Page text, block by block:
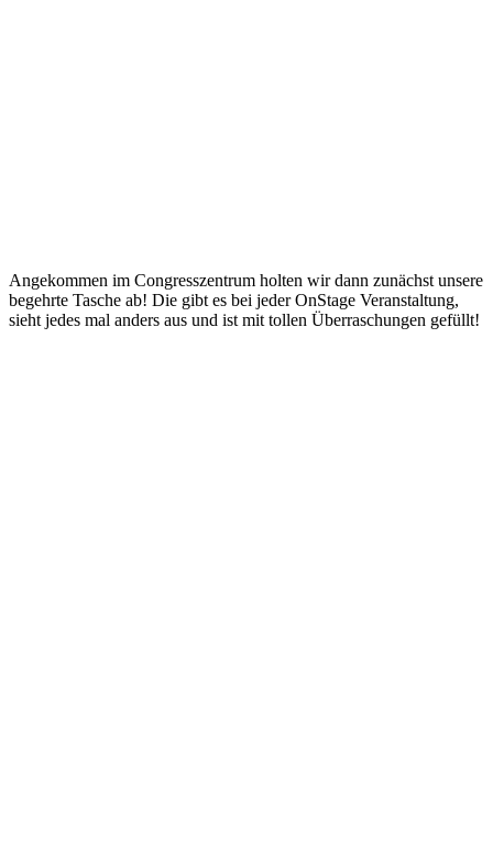
Angekommen im Congresszentrum holten wir dann zunächst unsere
begehrte Tasche ab! Die gibt es bei jeder OnStage Veranstaltung,
sieht jedes mal anders aus und ist mit tollen Überraschungen gefüllt!